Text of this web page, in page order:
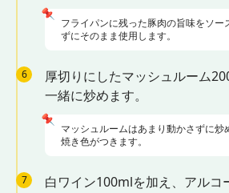
フライパンに残った豚肉の旨味をソー
ずにそのまま使用します。
📌
6
厚切りにしたマッシュルーム
一緒に炒めます。
マッシュルームはあまり動かさずに炒
焼き色がつきます。
📌
7
白ワイン100mlを加え、アルコ